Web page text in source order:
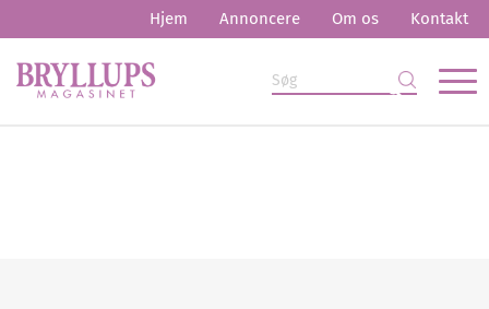
Hjem Annoncere Om os Kontakt